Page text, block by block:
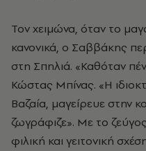
Τον χειμώνα, όταν το
κανονικά, ο Σαββάκης
στη Σπηλιά. «Καθόταν
Κώστας Μπίνας. «Η
Βαζαία, μαγείρευε στην
ζωγράφιζε». Με το
φιλική και γειτονική